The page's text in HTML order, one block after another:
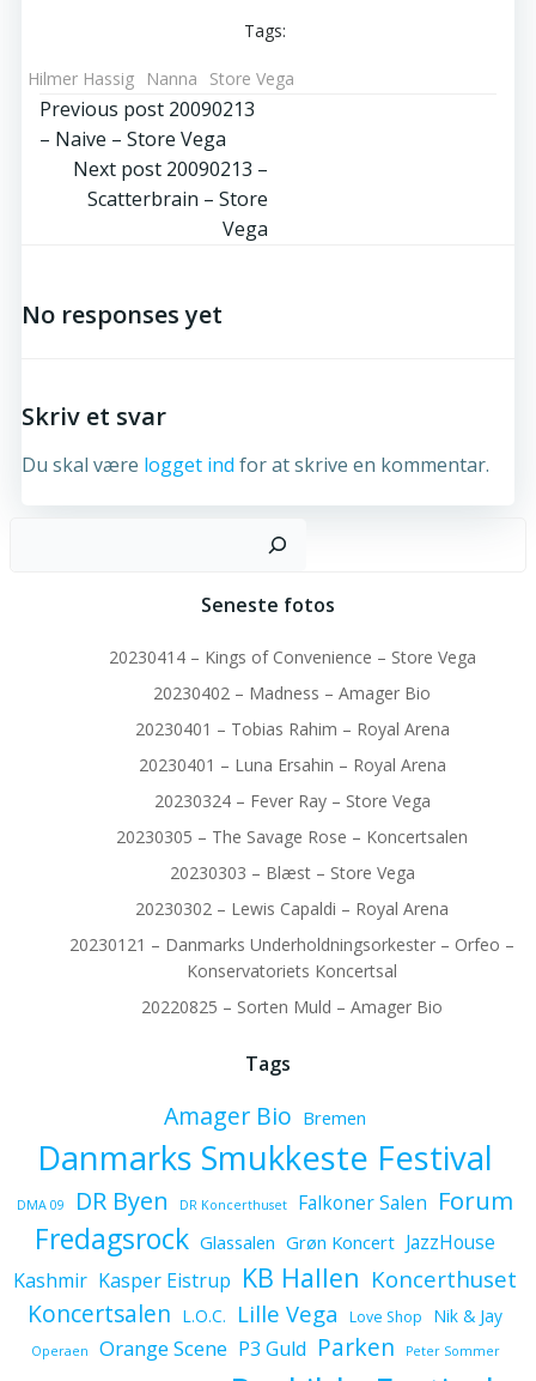
Tags:
Hilmer Hassig Nanna Store Vega
Post
navigation
Previous post 20090213
– Naive – Store Vega
Post
navigation
Next post 20090213 –
Scatterbrain – Store
Vega
No responses yet
Skriv et svar
Du skal være logget ind for at skrive en kommentar.
Seneste fotos
20230414 – Kings of Convenience – Store Vega
20230402 – Madness – Amager Bio
20230401 – Tobias Rahim – Royal Arena
20230401 – Luna Ersahin – Royal Arena
20230324 – Fever Ray – Store Vega
20230305 – The Savage Rose – Koncertsalen
20230303 – Blæst – Store Vega
20230302 – Lewis Capaldi – Royal Arena
20230121 – Danmarks Underholdningsorkester – Orfeo –
Konservatoriets Koncertsal
20220825 – Sorten Muld – Amager Bio
Tags
Amager Bio Bremen
Danmarks Smukkeste Festival
DMA 09 DR Byen DR Koncerthuset Falkoner Salen Forum
Fredagsrock Glassalen Grøn Koncert JazzHouse
Kashmir Kasper Eistrup KB Hallen Koncerthuset
Koncertsalen L.O.C. Lille Vega Love Shop Nik & Jay
Operaen Orange Scene P3 Guld Parken Peter Sommer